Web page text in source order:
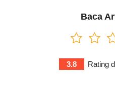
Baca
3.8 Rating